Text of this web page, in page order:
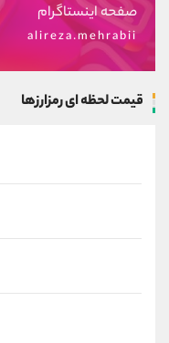
صفحه اینستاگرام
alireza.mehrabii
قیمت لحظه ای رمزارزها